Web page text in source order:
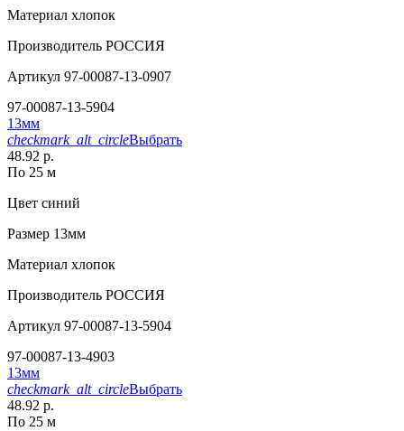
Материал хлопок
Производитель РОССИЯ
Артикул 97-00087-13-0907
97-00087-13-5904
13мм
checkmark_alt_circleВыбрать
48.92 р.
По 25 м
Цвет синий
Размер 13мм
Материал хлопок
Производитель РОССИЯ
Артикул 97-00087-13-5904
97-00087-13-4903
13мм
checkmark_alt_circleВыбрать
48.92 р.
По 25 м